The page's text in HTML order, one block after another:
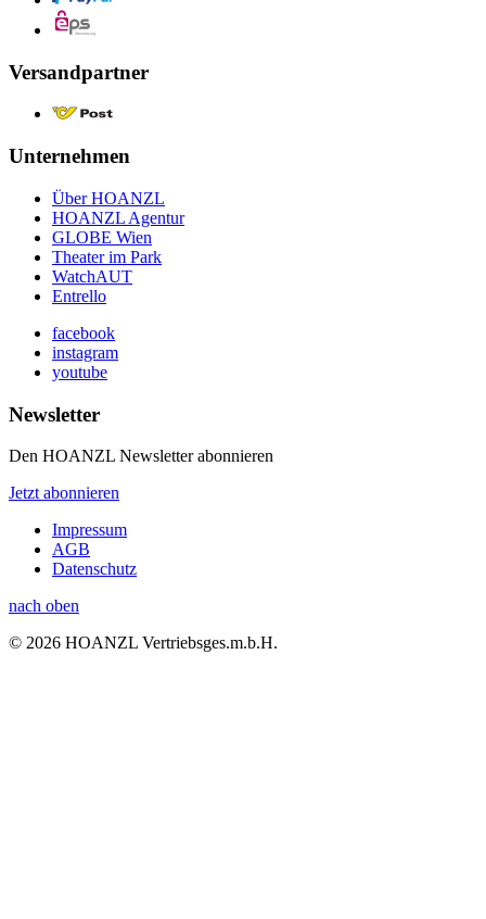
Versandpartner
Unternehmen
Über HOANZL
HOANZL Agentur
GLOBE Wien
Theater im Park
WatchAUT
Entrello
facebook
instagram
youtube
Newsletter
Den HOANZL Newsletter abonnieren
Jetzt abonnieren
Impressum
AGB
Datenschutz
nach oben
© 2026 HOANZL Vertriebsges.m.b.H.